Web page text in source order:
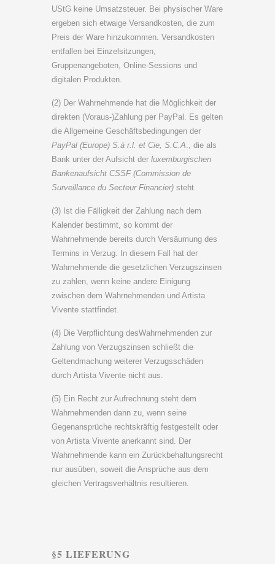
UStG keine Umsatzsteuer. Bei physischer Ware
ergeben sich etwaige Versandkosten, die zum
Preis der Ware hinzukommen. Versandkosten
entfallen bei Einzelsitzungen,
Gruppenangeboten, Online-Sessions und
digitalen Produkten.
(2) Der Wahrnehmende hat die Möglichkeit der
direkten (Voraus-)Zahlung per PayPal. Es gelten
die Allgemeine Geschäftsbedingungen der
PayPal (Europe) S.à r.l. et Cie, S.C.A., die als
Bank unter der Aufsicht der luxemburgischen
Bankenaufsicht CSSF (Commission de
Surveillance du Secteur Financier) steht.
(3) Ist die Fälligkeit der Zahlung nach dem
Kalender bestimmt, so kommt der
Wahrnehmende bereits durch Versäumung des
Termins in Verzug. In diesem Fall hat der
Wahrnehmende die gesetzlichen Verzugszinsen
zu zahlen, wenn keine andere Einigung
zwischen dem Wahrnehmenden und Artista
Vivente stattfindet.
(4) Die Verpflichtung desWahrnehmenden zur
Zahlung von Verzugszinsen schließt die
Geltendmachung weiterer Verzugsschäden
durch Artista Vivente nicht aus.
(5) Ein Recht zur Aufrechnung steht dem
Wahrnehmenden dann zu, wenn seine
Gegenansprüche rechtskräftig festgestellt oder
von Artista Vivente anerkannt sind. Der
Wahrnehmende kann ein Zurückbehaltungsrecht
nur ausüben, soweit die Ansprüche aus dem
gleichen Vertragsverhältnis resultieren.
§5 LIEFERUNG